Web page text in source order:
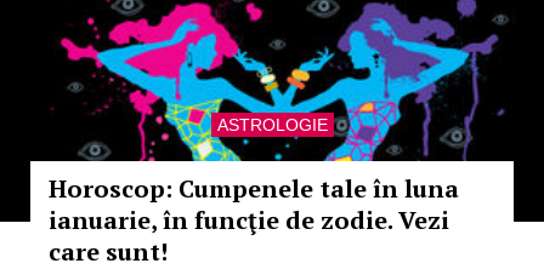
ASTROLOGIE
Horoscop: Cumpenele tale în luna
ianuarie, în funcţie de zodie. Vezi
care sunt!